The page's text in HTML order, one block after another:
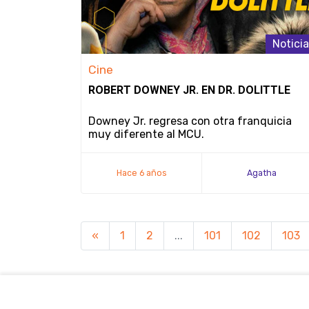
Cine
ROBERT DOWNEY JR. EN DR. DOLITTLE
Downey Jr. regresa con otra franquicia
muy diferente al MCU.
Hace 6 años Agatha
« 1 2 ... 101 102 103